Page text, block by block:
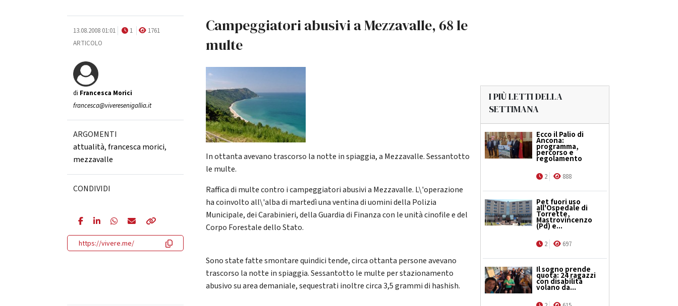
13.08.2008 01:01 1
1761
ARTICOLO
di Francesca Morici
francesca@viveresenigallia.it
ARGOMENTI
attualità,francesca morici,
mezzavalle
CONDIVIDI
https://vivere.me/
Campeggiatori abusivi a Mezzavalle, 68 le
multe
In ottanta avevano trascorso la notte in spiaggia, a Mezzavalle. Sessantotto
le multe.
Raffica di multe contro i campeggiatori abusivi a Mezzavalle. L\'operazione
ha coinvolto all\'alba di martedì una ventina di uomini della Polizia
Municipale, dei Carabinieri, della Guardia di Finanza con le unità cinofile e del
Corpo Forestale dello Stato.
Sono state fatte smontare quindici tende, circa ottanta persone avevano
trascorso la notte in spiaggia. Sessantotto le multe per stazionamento
abusivo su area demaniale, sequestrati inoltre circa 3,5 grammi di hashish.
I PIÙ LETTI DELLA
SETTIMANA
Ecco il Palio di
Ancona:
programma,
percorso e
regolamento
2 888
Pet fuori uso
all'Ospedale di
Torrette,
Mastrovincenzo
(Pd) e...
2 697
Il sogno prende
quota: 24 ragazzi
con disabilità
volano da...